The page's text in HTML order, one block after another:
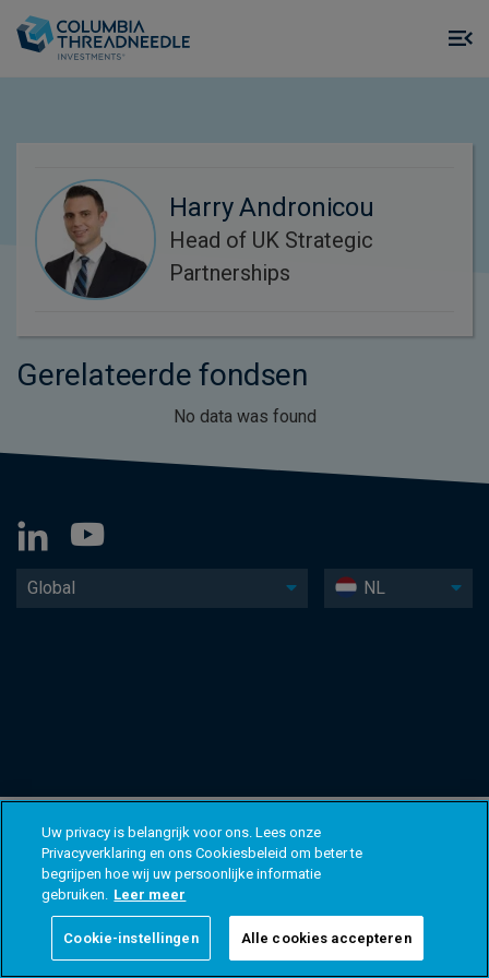
Harry Andronicou
Head of UK Strategic
Partnerships
Gerelateerde fondsen
No data was found
Global NL
Uw privacy is belangrijk voor ons. Lees onze
Privacyverklaring en ons Cookiesbeleid om beter te
begrijpen hoe wij uw persoonlijke informatie
gebruiken. Leer meer
Cookie-instellingen Alle cookies accepteren